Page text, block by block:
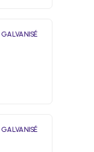
GALVANISÉ
GALVANISÉ